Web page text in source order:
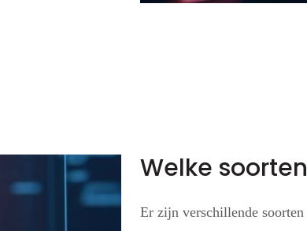
Welke soorten
Er zijn verschillende